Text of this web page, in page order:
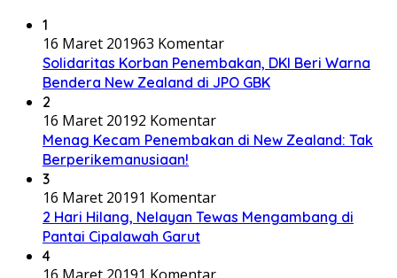
1
16 Maret 201963 Komentar
Solidaritas Korban Penembakan, DKI Beri Warna
Bendera New Zealand di JPO GBK
2
16 Maret 20192 Komentar
Menag Kecam Penembakan di New Zealand: Tak
Berperikemanusiaan!
3
16 Maret 20191 Komentar
2 Hari Hilang, Nelayan Tewas Mengambang di
Pantai Cipalawah Garut
4